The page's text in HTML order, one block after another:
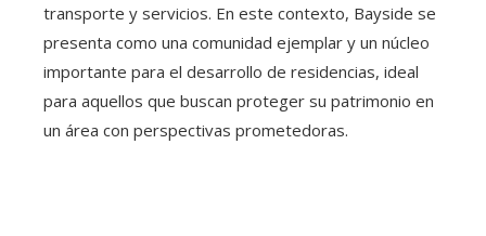
transporte y servicios. En este contexto, Bayside se
presenta como una comunidad ejemplar y un núcleo
importante para el desarrollo de residencias, ideal
para aquellos que buscan proteger su patrimonio en
un área con perspectivas prometedoras.